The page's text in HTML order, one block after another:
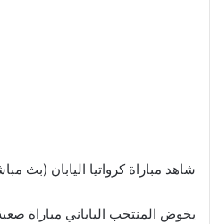
شاهد مباراة كرواتيا اليابان (بث
يخوض المنتخب الياباني مباراة